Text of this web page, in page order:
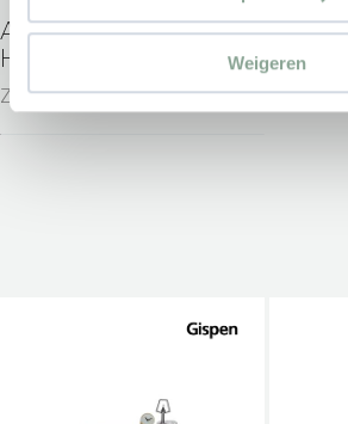
Weigeren
AHREND REVOLT BY
HAY
Zitmeubilair